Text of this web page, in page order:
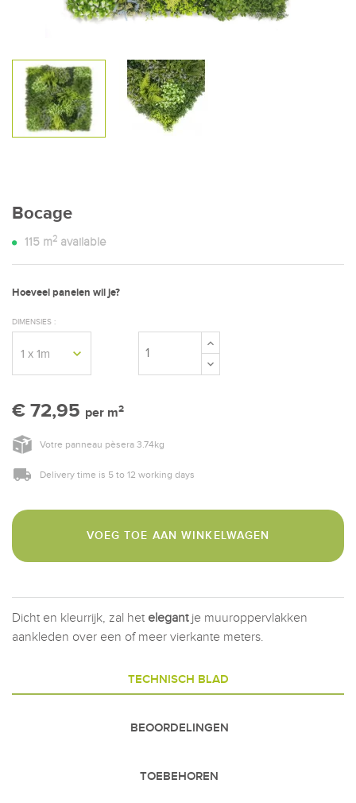
Bocage
115 m2 available
DIMENSIES :
Hoeveel panelen wil je?
€ 72,95 per m2
Votre panneau pèsera 3.74kg
Delivery time is 5 to 12 working days
VOEG TOE AAN WINKELWAGEN
Dicht en kleurrijk, zal het elegantje muuroppervlakken
aankleden over een of meer vierkante meters.
TECHNISCH BLAD
BEOORDELINGEN
TOEBEHOREN